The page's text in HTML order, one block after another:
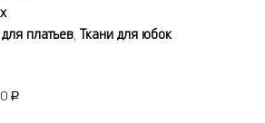
для платьев, Ткани для юбок
Р